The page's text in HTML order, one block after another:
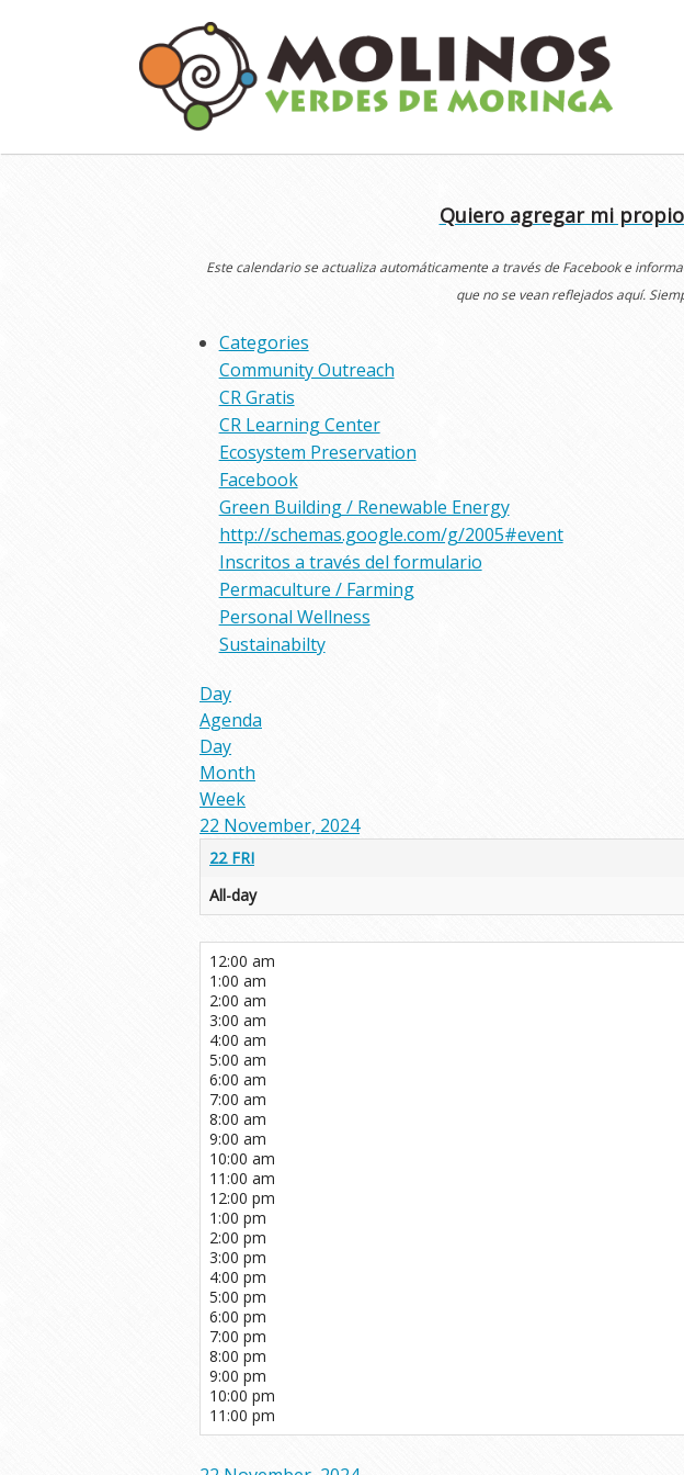
Quiero agregar mi
Este calendario se actualiza automáticamente a través de Facebook e
que no se vean reflejados aquí.
Categories
Community Outreach
CR Gratis
CR Learning Center
Ecosystem Preservation
Facebook
Green Building / Renewable Energy
http://schemas.google.com/g/2005#event
Inscritos a través del formulario
Permaculture / Farming
Personal Wellness
Sustainabilty
Day
Agenda
Day
Month
Week
22 November, 2024
22 FRI
All-day
12:00 am
1:00 am
2:00 am
3:00 am
4:00 am
5:00 am
6:00 am
7:00 am
8:00 am
9:00 am
10:00 am
11:00 am
12:00 pm
1:00 pm
2:00 pm
3:00 pm
4:00 pm
5:00 pm
6:00 pm
7:00 pm
8:00 pm
9:00 pm
10:00 pm
11:00 pm